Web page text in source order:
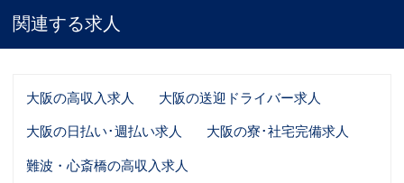
関連する求人
大阪の高収入求人
大阪の送迎ドライバー求人
大阪の日払い･週払い求人
大阪の寮･社宅完備求人
難波・心斎橋の高収入求人